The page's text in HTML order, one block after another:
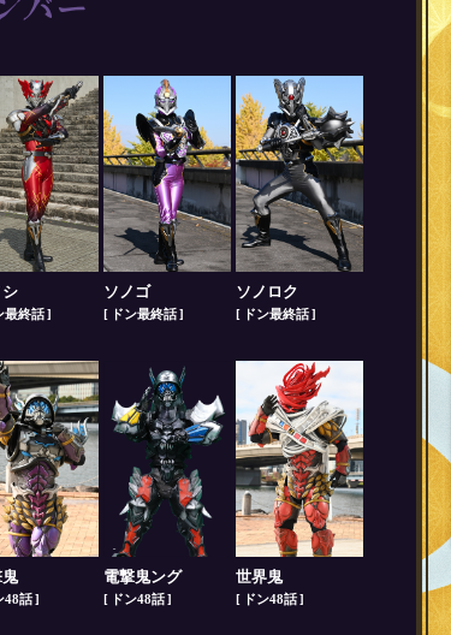
バー
最終話
ソノゴ
ドン最終話
ソノロク
ドン最終話
48話
電撃鬼ング
ドン48話
世界鬼
ドン48話